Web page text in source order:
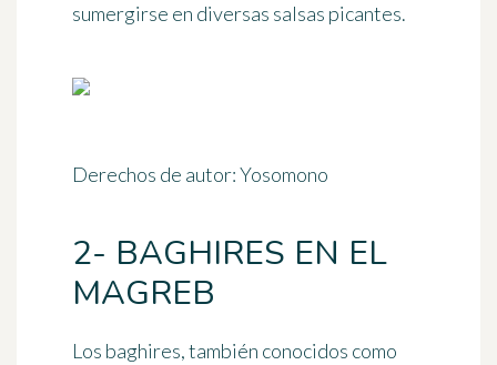
sumergirse en diversas salsas picantes.
Derechos de autor: Yosomono
2- BAGHIRES EN EL
MAGREB
Los baghires, también conocidos como